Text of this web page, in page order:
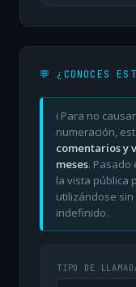
💬 ¿CONOCES
ℹ️ Para no
numeración,
comentarios y
meses. Pasado
la vista pública
utilizándose
indefinido.
TIPO DE